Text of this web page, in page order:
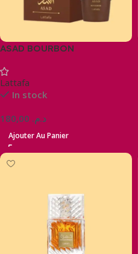
ASAD BOURBON
Lattafa
In stock
د.م.
Ajouter Au Panier